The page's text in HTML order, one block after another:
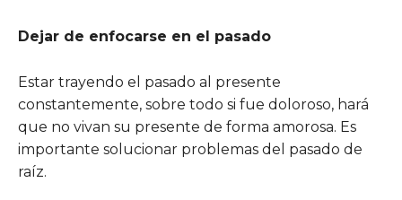
Dejar de enfocarse en el pasado
Estar trayendo el pasado al presente
constantemente, sobre todo si fue doloroso, hará
que no vivan su presente de forma amorosa. Es
importante solucionar problemas del pasado de
raíz.